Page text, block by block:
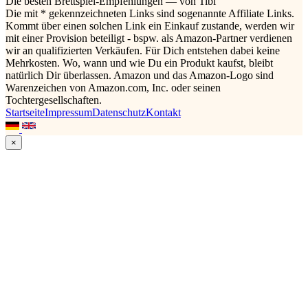
Die mit * gekennzeichneten Links sind sogenannte Affiliate Links.
Kommt über einen solchen Link ein Einkauf zustande, werden wir
mit einer Provision beteiligt - bspw. als Amazon-Partner verdienen
wir an qualifizierten Verkäufen. Für Dich entstehen dabei keine
Mehrkosten. Wo, wann und wie Du ein Produkt kaufst, bleibt
natürlich Dir überlassen. Amazon und das Amazon-Logo sind
Warenzeichen von Amazon.com, Inc. oder seinen
Tochtergesellschaften.
StartseiteImpressumDatenschutzKontakt
×